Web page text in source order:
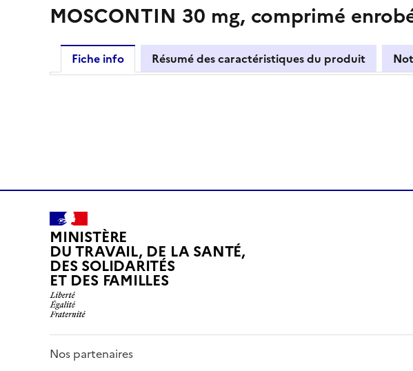
MOSCONTIN 30 mg, comprimé
Fiche info Résumé des caractéristiques du produit
MINISTÈRE
DU TRAVAIL, DE LA SANTÉ,
DES SOLIDARITÉS
ET DES FAMILLES
Nos partenaires